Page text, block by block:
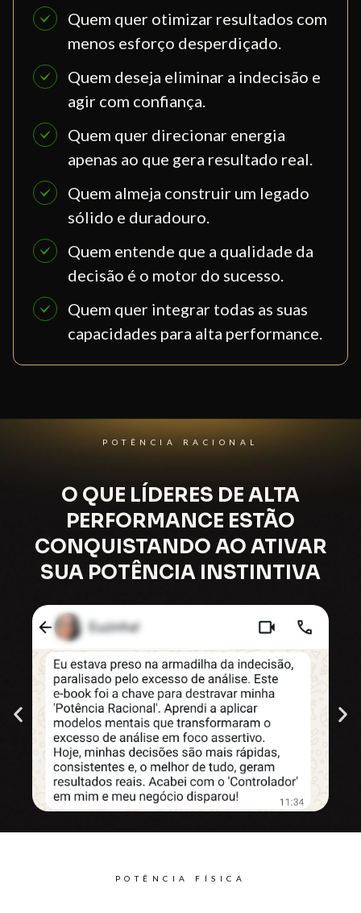
Quem quer otimizar resultados com
menos esforço desperdiçado.
Quem deseja eliminar a indecisão e
agir com confiança.
Quem quer direcionar energia
apenas ao que gera resultado real.
Quem almeja construir um legado
sólido e duradouro.
Quem entende que a qualidade da
decisão é o motor do sucesso.
Quem quer integrar todas as suas
capacidades para alta performance.
POTÊNCIA RACIONAL
O QUE LÍDERES DE ALTA
PERFORMANCE ESTÃO
CONQUISTANDO AO ATIVAR
SUA POTÊNCIA INSTINTIVA
POTÊNCIA FÍSICA